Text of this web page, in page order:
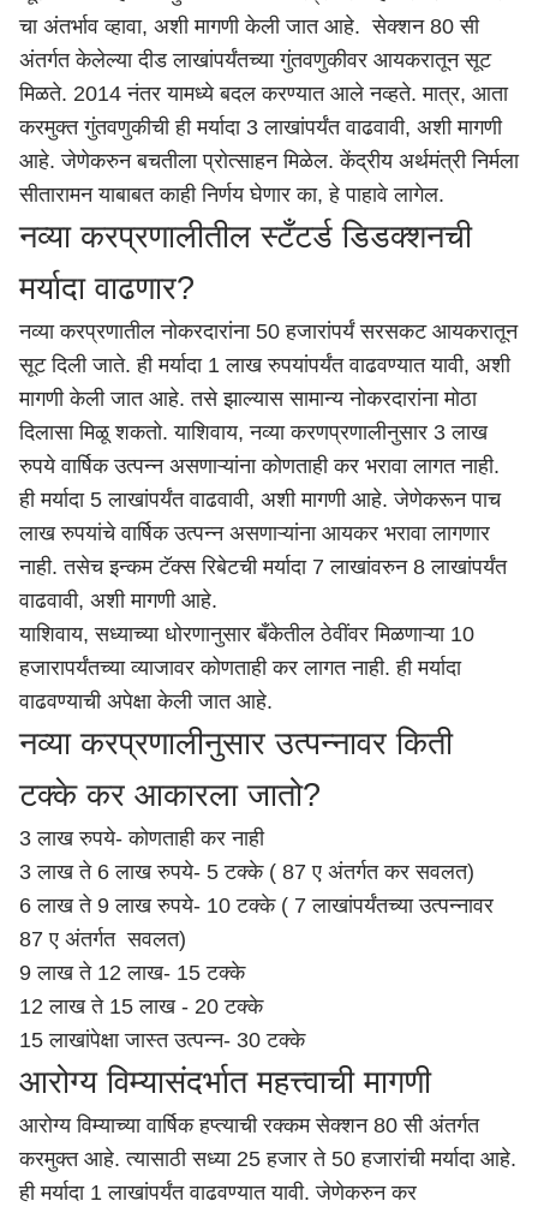
चा अंतर्भाव व्हावा, अशी मागणी केली जात आहे. सेक्शन 80 सी
अंतर्गत केलेल्या दीड लाखांपर्यंतच्या गुंतवणुकीवर आयकरातून सूट
मिळते. 2014 नंतर यामध्ये बदल करण्यात आले नव्हते. मात्र, आता
करमुक्त गुंतवणुकीची ही मर्यादा 3 लाखांपर्यंत वाढवावी, अशी मागणी
आहे. जेणेकरुन बचतीला प्रोत्साहन मिळेल. केंद्रीय अर्थमंत्री निर्मला
सीतारामन याबाबत काही निर्णय घेणार का, हे पाहावे लागेल.
नव्या करप्रणालीतील स्टँटर्ड डिडक्शनची
मर्यादा वाढणार?
नव्या करप्रणातील नोकरदारांना 50 हजारांपर्यं सरसकट आयकरातून
सूट दिली जाते. ही मर्यादा 1 लाख रुपयांपर्यंत वाढवण्यात यावी, अशी
मागणी केली जात आहे. तसे झाल्यास सामान्य नोकरदारांना मोठा
दिलासा मिळू शकतो. याशिवाय, नव्या करणप्रणालीनुसार 3 लाख
रुपये वार्षिक उत्पन्न असणाऱ्यांना कोणताही कर भरावा लागत नाही.
ही मर्यादा 5 लाखांपर्यंत वाढवावी, अशी मागणी आहे. जेणेकरून पाच
लाख रुपयांचे वार्षिक उत्पन्न असणाऱ्यांना आयकर भरावा लागणार
नाही. तसेच इन्कम टॅक्स रिबेटची मर्यादा 7 लाखांवरुन 8 लाखांपर्यंत
वाढवावी, अशी मागणी आहे.
याशिवाय, सध्याच्या धोरणानुसार बँकेतील ठेवींवर मिळणाऱ्या 10
हजारापर्यंतच्या व्याजावर कोणताही कर लागत नाही. ही मर्यादा
वाढवण्याची अपेक्षा केली जात आहे.
नव्या करप्रणालीनुसार उत्पन्नावर किती
टक्के कर आकारला जातो?
3 लाख रुपये- कोणताही कर नाही
3 लाख ते 6 लाख रुपये- 5 टक्के ( 87 ए अंतर्गत कर सवलत)
6 लाख ते 9 लाख रुपये- 10 टक्के ( 7 लाखांपर्यंतच्या उत्पन्नावर
87 ए अंतर्गत सवलत)
9 लाख ते 12 लाख- 15 टक्के
12 लाख ते 15 लाख - 20 टक्के
15 लाखांपेक्षा जास्त उत्पन्न- 30 टक्के
आरोग्य विम्यासंदर्भात महत्त्वाची मागणी
आरोग्य विम्याच्या वार्षिक हप्त्याची रक्कम सेक्शन 80 सी अंतर्गत
करमुक्त आहे. त्यासाठी सध्या 25 हजार ते 50 हजारांची मर्यादा आहे.
ही मर्यादा 1 लाखांपर्यंत वाढवण्यात यावी. जेणेकरुन कर